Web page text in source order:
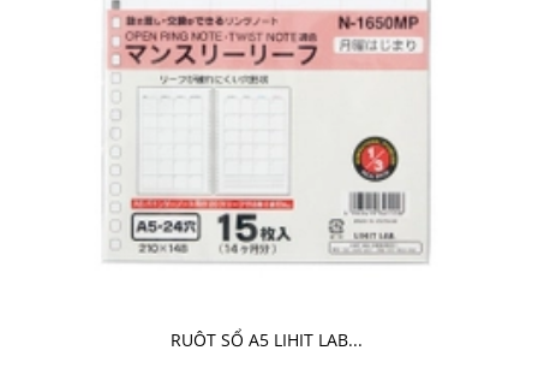
RUÔT SỔ A5 LIHIT LAB...